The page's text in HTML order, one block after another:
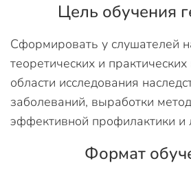
Цель обучения
Сформировать у слушателей
теоретических и
области исследования
заболеваний, выработки
эффективной профилактики и
Формат